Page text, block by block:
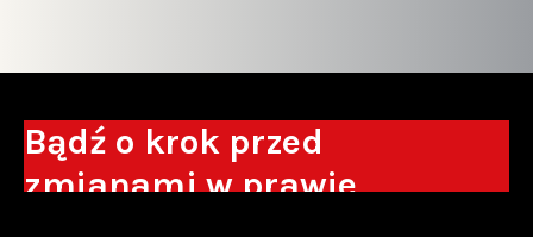
Bądź o krok przed
zmianami w prawie